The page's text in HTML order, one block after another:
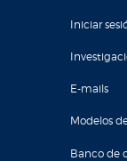
Iniciar
E-mails
Modelos
Banco de